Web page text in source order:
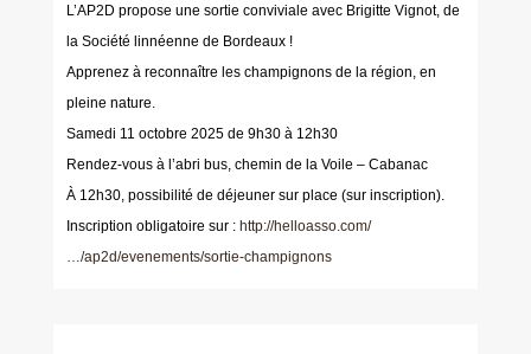
L’AP2D propose une sortie conviviale avec Brigitte Vignot, de
la Société linnéenne de Bordeaux !
Apprenez à reconnaître les champignons de la région, en
pleine nature.
Samedi 11 octobre 2025 de 9h30 à 12h30
Rendez-vous à l’abri bus, chemin de la Voile – Cabanac
À 12h30, possibilité de déjeuner sur place (sur inscription).
Inscription obligatoire sur : http://helloasso.com/
…/ap2d/evenements/sortie-champignons